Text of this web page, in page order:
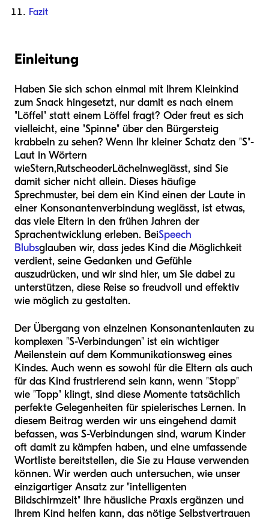
Fazit
Einleitung
Haben Sie sich schon einmal mit Ihrem Kleinkind
zum Snack hingesetzt, nur damit es nach einem
"Löffel" statt einem Löffel fragt? Oder freut es sich
vielleicht, eine "Spinne" über den Bürgersteig
krabbeln zu sehen? Wenn Ihr kleiner Schatz den "S"-
Laut in Wörtern
wieStern,RutscheoderLächelnweglässt, sind Sie
damit sicher nicht allein. Dieses häufige
Sprechmuster, bei dem ein Kind einen der Laute in
einer Konsonantenverbindung weglässt, ist etwas,
das viele Eltern in den frühen Jahren der
Sprachentwicklung erleben. BeiSpeech
Blubsglauben wir, dass jedes Kind die Möglichkeit
verdient, seine Gedanken und Gefühle
auszudrücken, und wir sind hier, um Sie dabei zu
unterstützen, diese Reise so freudvoll und effektiv
wie möglich zu gestalten.
Der Übergang von einzelnen Konsonantenlauten zu
komplexen "S-Verbindungen" ist ein wichtiger
Meilenstein auf dem Kommunikationsweg eines
Kindes. Auch wenn es sowohl für die Eltern als auch
für das Kind frustrierend sein kann, wenn "Stopp"
wie "Topp" klingt, sind diese Momente tatsächlich
perfekte Gelegenheiten für spielerisches Lernen. In
diesem Beitrag werden wir uns eingehend damit
befassen, was S-Verbindungen sind, warum Kinder
oft damit zu kämpfen haben, und eine umfassende
Wortliste bereitstellen, die Sie zu Hause verwenden
können. Wir werden auch untersuchen, wie unser
einzigartiger Ansatz zur "intelligenten
Bildschirmzeit" Ihre häusliche Praxis ergänzen und
Ihrem Kind helfen kann, das nötige Selbstvertrauen